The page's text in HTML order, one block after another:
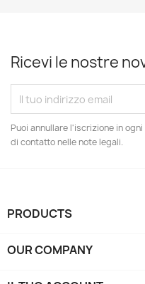
Ricevi le nostre
Puoi annullare l'iscrizione in
di contatto nelle note legali.
PRODUCTS
OUR COMPANY